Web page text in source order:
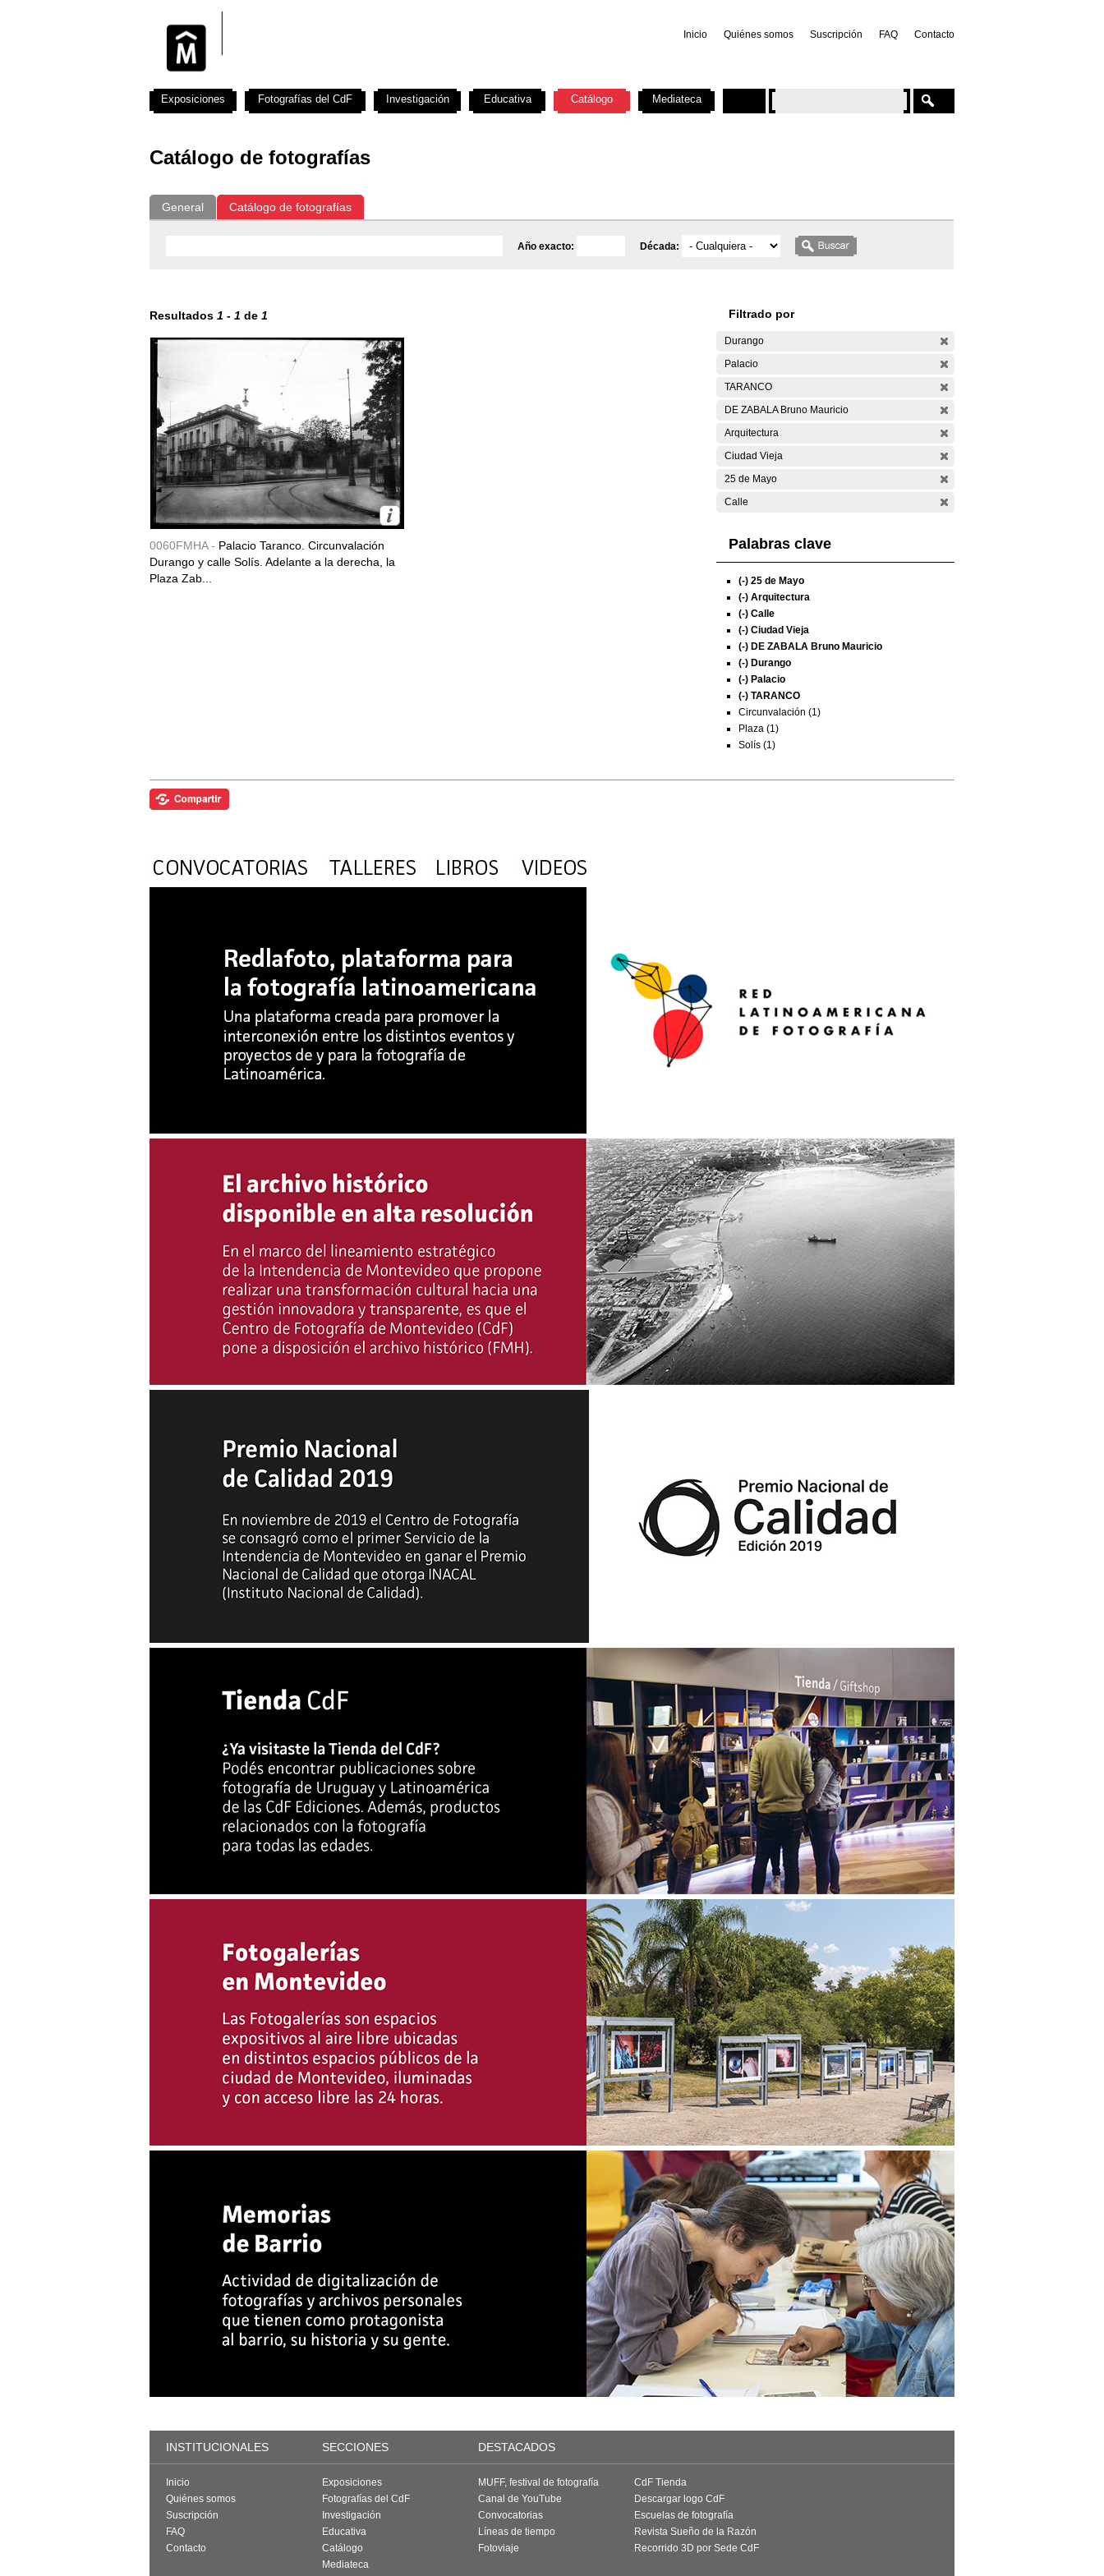
Inicio Quiénes somos Suscripción FAQ Contacto
Catálogo de fotografías
General Catálogo de fotografías
Año exacto: Década:
Resultados 1 - 1 de 1
0060FMHA - Palacio Taranco. Circunvalación
Durango y calle Solís. Adelante a la derecha, la
Plaza Zab...
Filtrado por
Durango
Palacio
TARANCO
DE ZABALA Bruno Mauricio
Arquitectura
Ciudad Vieja
25 de Mayo
Calle
Palabras clave
(-) 25 de Mayo
(-) Arquitectura
(-) Calle
(-) Ciudad Vieja
(-) DE ZABALA Bruno Mauricio
(-) Durango
(-) Palacio
(-) TARANCO
Circunvalación (1)
Plaza (1)
Solís (1)
Exposiciones Fotografías del CdF Investigación Educativa Catálogo Mediateca
INSTITUCIONALES SECCIONES DESTACADOS
Inicio
Quiénes somos
Suscripción
FAQ
Contacto
Exposiciones
Fotografías del CdF
Investigación
Educativa
Catálogo
Mediateca
MUFF, festival de fotografía
Canal de YouTube
Convocatorias
Líneas de tiempo
Fotoviaje
CdF Tienda
Descargar logo CdF
Escuelas de fotografía
Revista Sueño de la Razón
Recorrido 3D por Sede CdF